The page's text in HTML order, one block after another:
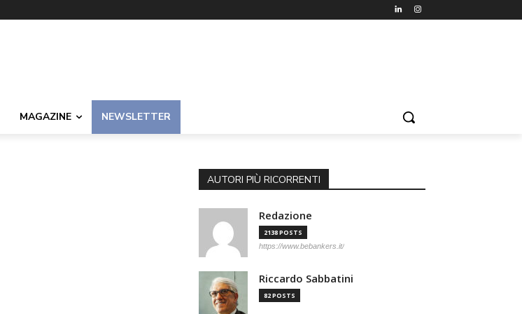
MAGAZINE NEWSLETTER
AUTORI PIÙ RICORRENTI
Redazione
2138 POSTS
https://www.bebankers.it/
Riccardo Sabbatini
82 POSTS